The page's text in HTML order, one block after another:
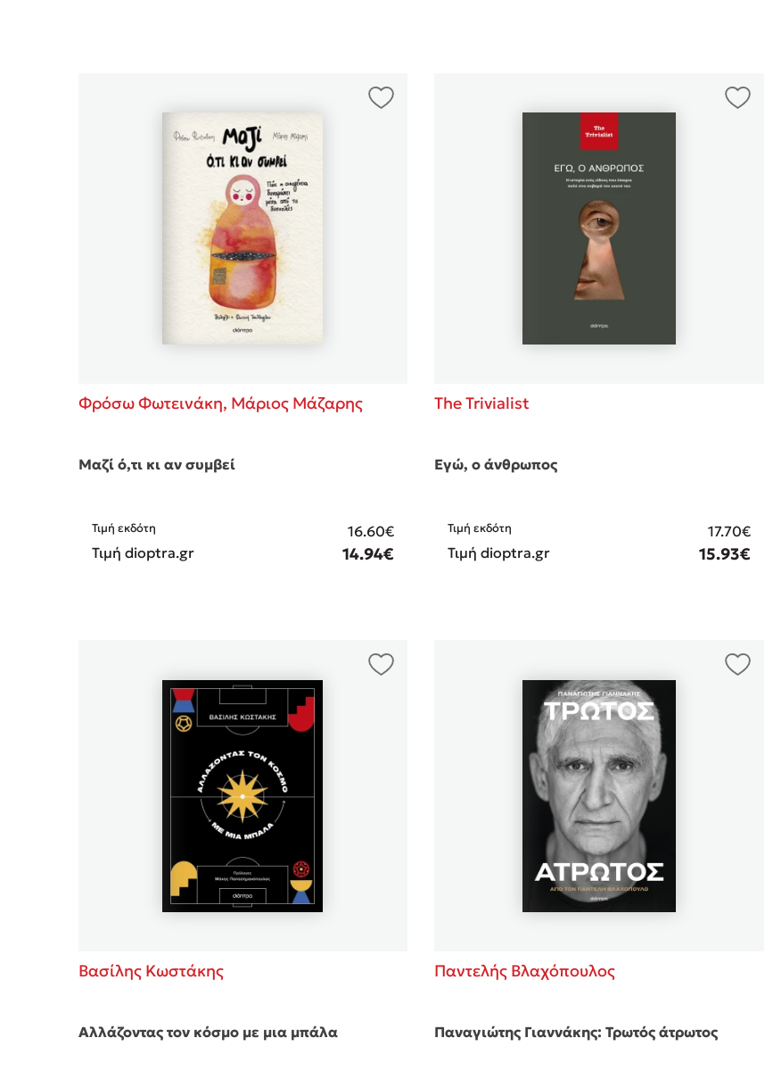
Η μέθοδος Αφήστε τους
Φρόσω Φωτεινάκη, Μάριος Μάζαρης
Μαζί ό,τι κι αν συμβεί
Τιμή εκδότη
16.60€
Τιμή dioptra.gr
14.94€
The Trivialist
Εγώ, ο άνθρωπος
Τιμή εκδότη
17.70€
Τιμή dioptra.gr
15.93€
Βασίλης Κωστάκης
Αλλάζοντας τον κόσμο με μια μπάλα
Παντελής Βλαχόπουλος
Παναγιώτης Γιαννάκης: Τρωτός άτρωτος